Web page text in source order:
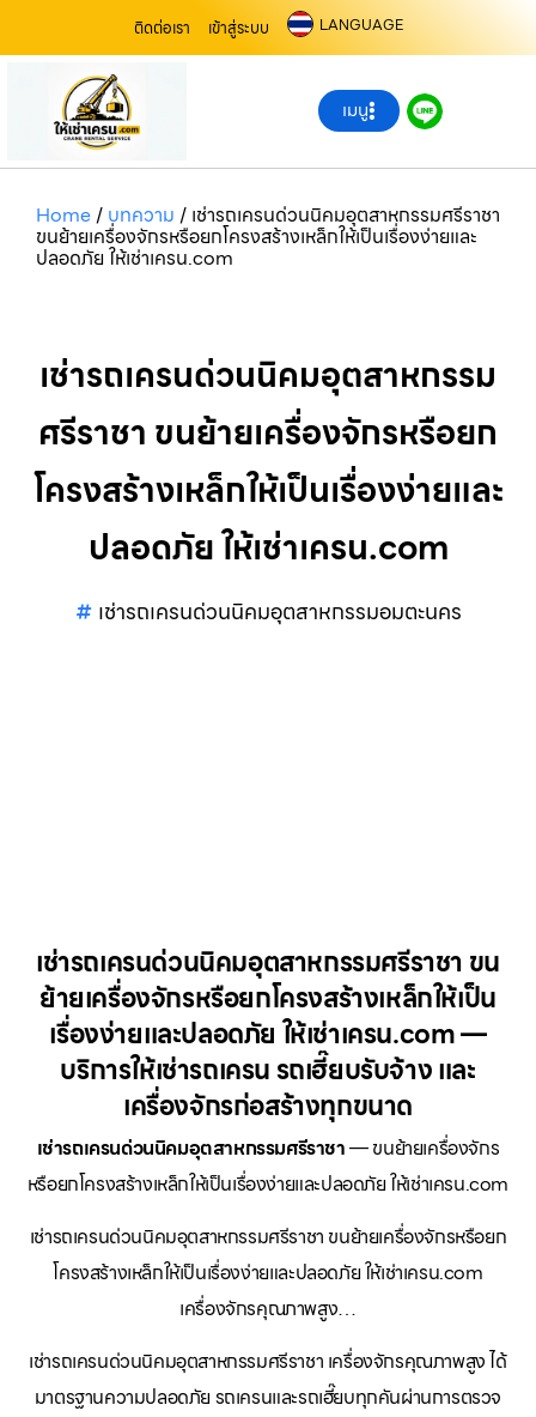
ติดต่อเรา เข้าสู่ระบบ LANGUAGE
เมนู
Home/ บทความ / เช่ารถเครนด่วนนิคมอุตสาหกรรมศรีราชา
ขนย้ายเครื่องจักรหรือยกโครงสร้างเหล็กให้เป็นเรื่องง่ายและ
ปลอดภัย ให้เช่าเครน.com
เช่ารถเครนด่วนนิคมอุตสาหกรรม
ศรีราชา ขนย้ายเครื่องจักรหรือยก
โครงสร้างเหล็กให้เป็นเรื่องง่ายและ
ปลอดภัย ให้เช่าเครน.com
เช่ารถเครนด่วนนิคมอุตสาหกรรมอมตะนคร
เช่ารถเครนด่วนนิคมอุตสาหกรรมศรีราชา ขน
ย้ายเครื่องจักรหรือยกโครงสร้างเหล็กให้เป็น
เรื่องง่ายและปลอดภัย ให้เช่าเครน.com —
บริการให้เช่ารถเครน รถเฮี๊ยบรับจ้าง และ
เครื่องจักรก่อสร้างทุกขนาด
เช่ารถเครนด่วนนิคมอุตสาหกรรมศรีราชา— ขนย้ายเครื่องจักร
หรือยกโครงสร้างเหล็กให้เป็นเรื่องง่ายและปลอดภัย ให้เช่าเครน.com
เช่ารถเครนด่วนนิคมอุตสาหกรรมศรีราชา ขนย้ายเครื่องจักรหรือยก
โครงสร้างเหล็กให้เป็นเรื่องง่ายและปลอดภัย ให้เช่าเครน.com
เครื่องจักรคุณภาพสูง…
เช่ารถเครนด่วนนิคมอุตสาหกรรมศรีราชา เครื่องจักรคุณภาพสูง ได้
มาตรฐานความปลอดภัย รถเครนและรถเฮี๊ยบทุกคันผ่านการตรวจ